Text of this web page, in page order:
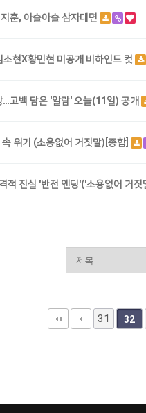
지훈, 아슬아슬 삼자대면
현X황민현 미공개 비하인드 컷
고백 담은 '알람' 오늘(11일) 공개
위기 (소용없어 거짓말)[종합]
적 진실 '반전 엔딩'('소용없어 거짓
31 32